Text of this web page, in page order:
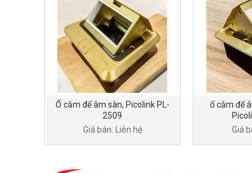
Ổ cắm đế âm sàn, Picolink PL-
2509
Giá bán: Liên hệ
ổ cắm đế
Giá